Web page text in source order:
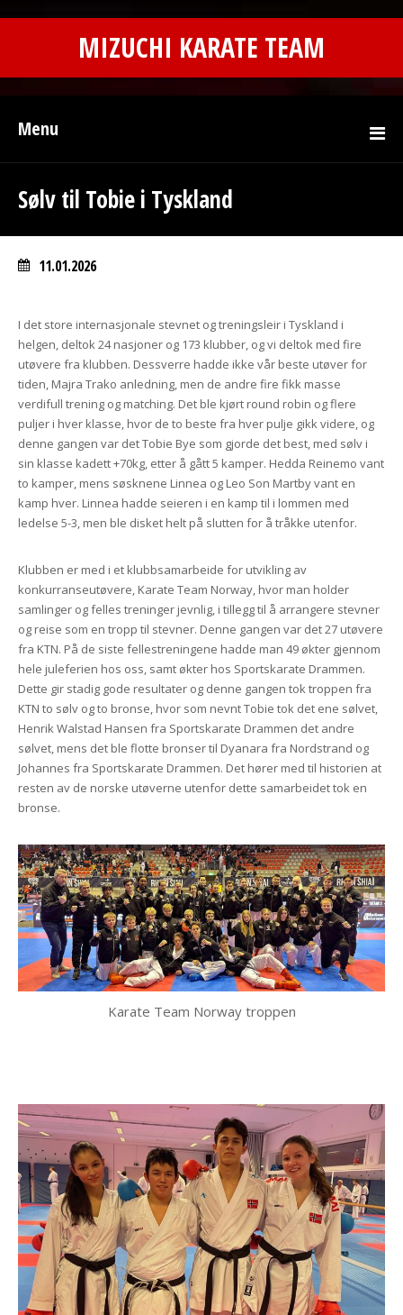
MIZUCHI KARATE TEAM
Menu
Sølv til Tobie i Tyskland
11.01.2026
I det store internasjonale stevnet og treningsleir i Tyskland i
helgen, deltok 24 nasjoner og 173 klubber, og vi deltok med fire
utøvere fra klubben. Dessverre hadde ikke vår beste utøver for
tiden, Majra Trako anledning, men de andre fire fikk masse
verdifull trening og matching. Det ble kjørt round robin og flere
puljer i hver klasse, hvor de to beste fra hver pulje gikk videre, og
denne gangen var det Tobie Bye som gjorde det best, med sølv i
sin klasse kadett +70kg, etter å gått 5 kamper. Hedda Reinemo vant
to kamper, mens søsknene Linnea og Leo Son Martby vant en
kamp hver. Linnea hadde seieren i en kamp til i lommen med
ledelse 5-3, men ble disket helt på slutten for å tråkke utenfor.
Klubben er med i et klubbsamarbeide for utvikling av
konkurranseutøvere, Karate Team Norway, hvor man holder
samlinger og felles treninger jevnlig, i tillegg til å arrangere stevner
og reise som en tropp til stevner. Denne gangen var det 27 utøvere
fra KTN. På de siste fellestreningene hadde man 49 økter gjennom
hele juleferien hos oss, samt økter hos Sportskarate Drammen.
Dette gir stadig gode resultater og denne gangen tok troppen fra
KTN to sølv og to bronse, hvor som nevnt Tobie tok det ene sølvet,
Henrik Walstad Hansen fra Sportskarate Drammen det andre
sølvet, mens det ble flotte bronser til Dyanara fra Nordstrand og
Johannes fra Sportskarate Drammen. Det hører med til historien at
resten av de norske utøverne utenfor dette samarbeidet tok en
bronse.
Karate Team Norway troppen